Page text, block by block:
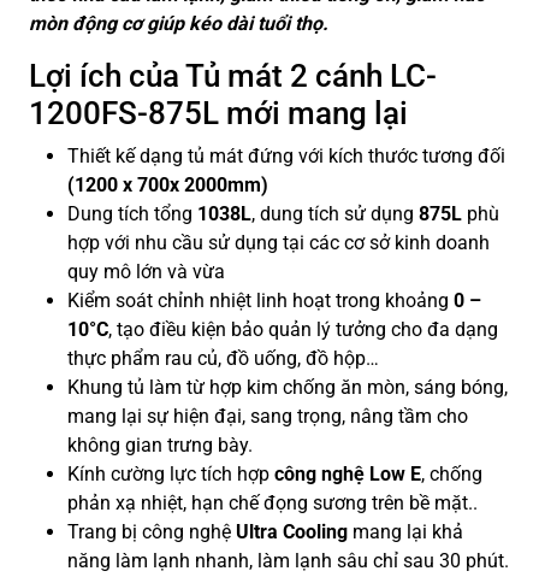
mòn động cơ giúp kéo dài tuổi thọ.
Lợi ích của Tủ mát 2 cánh LC-
1200FS-875L mới mang lại
Thiết kế dạng tủ mát đứng với kích thước tương đối
(1200 x 700x 2000mm)
Dung tích tổng 1038L, dung tích sử dụng 875L phù
hợp với nhu cầu sử dụng tại các cơ sở kinh doanh
quy mô lớn và vừa
Kiểm soát chỉnh nhiệt linh hoạt trong khoảng 0 –
10°C, tạo điều kiện bảo quản lý tưởng cho đa dạng
thực phẩm rau củ, đồ uống, đồ hộp…
Khung tủ làm từ hợp kim chống ăn mòn, sáng bóng,
mang lại sự hiện đại, sang trọng, nâng tầm cho
không gian trưng bày.
Kính cường lực tích hợp công nghệ Low E, chống
phản xạ nhiệt, hạn chế đọng sương trên bề mặt..
Trang bị công nghệ Ultra Cooling mang lại khả
năng làm lạnh nhanh, làm lạnh sâu chỉ sau 30 phút.